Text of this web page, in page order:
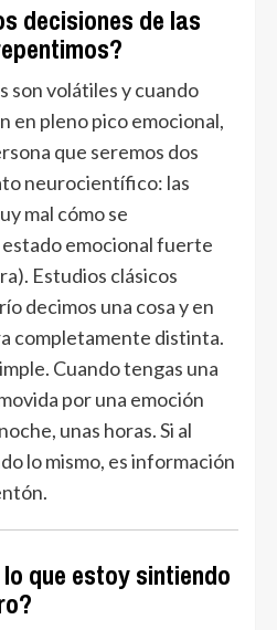
decisiones de las
son volátiles y cuando
en pleno pico emocional,
que seremos dos
neurocientífico: las
mal cómo se
emocional fuerte
Estudios clásicos
decimos una cosa y en
completamente distinta.
Cuando tengas una
por una emoción
unas horas. Si al
lo mismo, es información
que estoy sintiendo